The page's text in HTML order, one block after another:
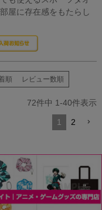
屋に存在感をもたらし
順 レビュー数順
72件中 1-40件表示
1 2